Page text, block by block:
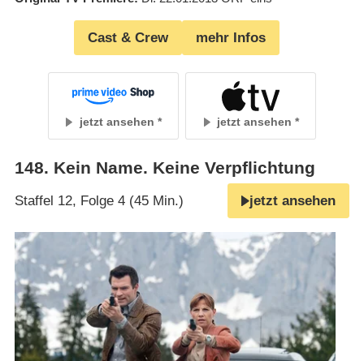
Cast & Crew mehr Infos
jetzt ansehen jetzt ansehen
148. Kein Name. Keine Verpflichtung
Staffel 12, Folge 4 (45 Min.) jetzt ansehen